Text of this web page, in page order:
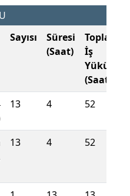
Sayısı
Süresi
(Saat)
Toplam
İş
Yükü
(Saat)
13 4 52
13 4 52